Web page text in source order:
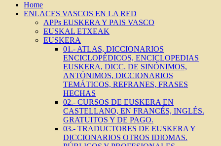
Home
ENLACES VASCOS EN LA RED
APPs EUSKERA Y PAIS VASCO
EUSKAL ETXEAK
EUSKERA
01.- ATLAS, DICCIONARIOS
ENCICLOPÉDICOS, ENCICLOPEDIAS
EUSKERA, DICC. DE SINÓNIMOS,
ANTÓNIMOS, DICCIONARIOS
TEMÁTICOS, REFRANES, FRASES
HECHAS
02.- CURSOS DE EUSKERA EN
CASTELLANO, EN FRANCÉS, INGLÉS.
GRATUITOS Y DE PAGO.
03.- TRADUCTORES DE EUSKERA Y
DICCIONARIOS OTROS IDIOMAS.